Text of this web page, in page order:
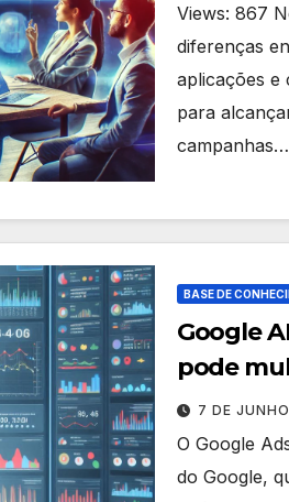
Views: 867
diferenças
aplicações e
para
campanhas…
BASE DE
Google
pode
7 DE
O Google
do Google,